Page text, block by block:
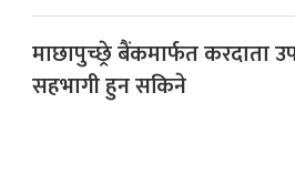
माछापुच्छ्रे बैंकमार्फत करदाता
सहभागी हुन सकिने